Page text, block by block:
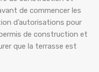
de commencer les
d’autorisations pour
de construction et
que la terrasse est